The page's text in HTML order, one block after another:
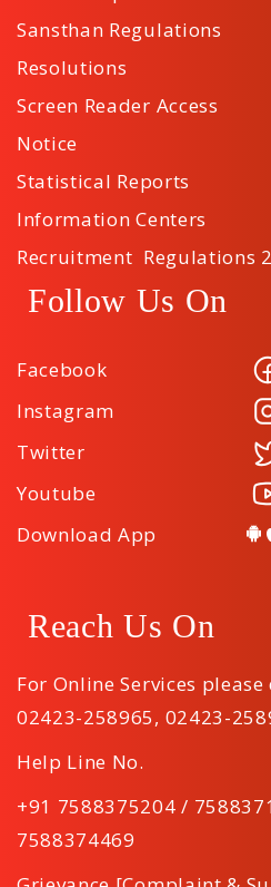
Sansthan Regulations
Resolutions
Screen Reader Access
Notice
Statistical Reports
Information Centers
Recruitment Regulations
Follow Us On
Facebook
Instagram
Twitter
Youtube
Download App
Reach Us On
For Online Services
02423-258965, 02423-
Help Line No.
+91 7588375204 /
7588374469